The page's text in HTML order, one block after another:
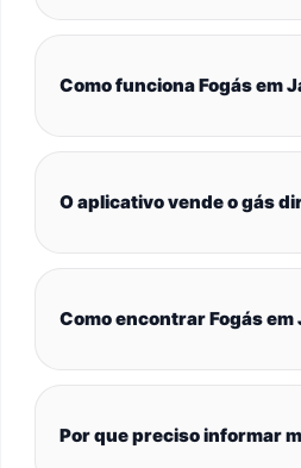
Como funciona Fogás em
O aplicativo vende o gás
Como encontrar Fogás
Por que preciso informar